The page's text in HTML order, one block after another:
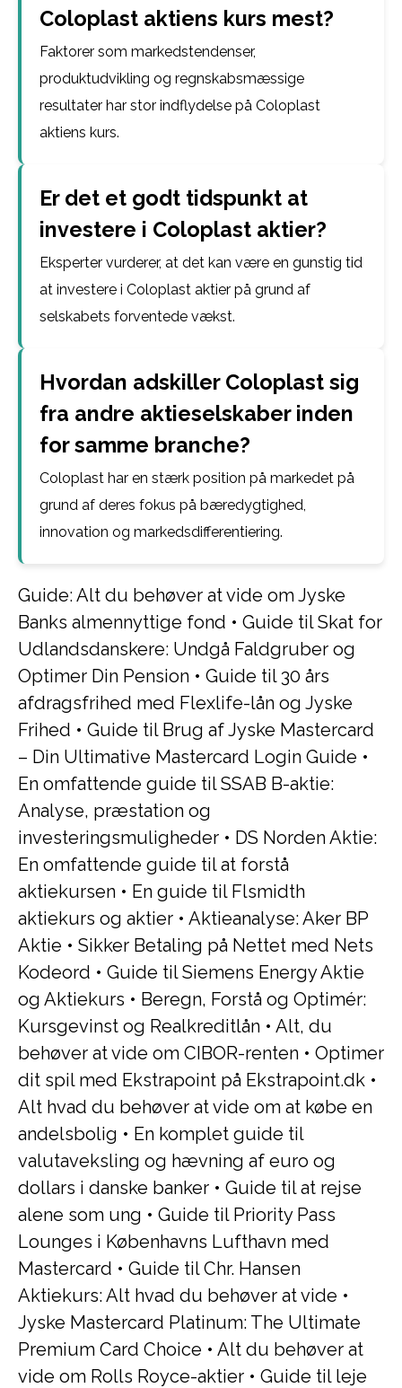
Coloplast aktiens kurs mest?
Faktorer som markedstendenser,
produktudvikling og regnskabsmæssige
resultater har stor indflydelse på Coloplast
aktiens kurs.
Er det et godt tidspunkt at
investere i Coloplast aktier?
Eksperter vurderer, at det kan være en gunstig tid
at investere i Coloplast aktier på grund af
selskabets forventede vækst.
Hvordan adskiller Coloplast sig
fra andre aktieselskaber inden
for samme branche?
Coloplast har en stærk position på markedet på
grund af deres fokus på bæredygtighed,
innovation og markedsdifferentiering.
Guide: Alt du behøver at vide om Jyske
Banks almennyttige fond • Guide til Skat for
Udlandsdanskere: Undgå Faldgruber og
Optimer Din Pension • Guide til 30 års
afdragsfrihed med Flexlife-lån og Jyske
Frihed • Guide til Brug af Jyske Mastercard
– Din Ultimative Mastercard Login Guide •
En omfattende guide til SSAB B-aktie:
Analyse, præstation og
investeringsmuligheder • DS Norden Aktie:
En omfattende guide til at forstå
aktiekursen • En guide til Flsmidth
aktiekurs og aktier • Aktieanalyse: Aker BP
Aktie • Sikker Betaling på Nettet med Nets
Kodeord • Guide til Siemens Energy Aktie
og Aktiekurs • Beregn, Forstå og Optimér:
Kursgevinst og Realkreditlån • Alt, du
behøver at vide om CIBOR-renten • Optimer
dit spil med Ekstrapoint på Ekstrapoint.dk •
Alt hvad du behøver at vide om at købe en
andelsbolig • En komplet guide til
valutaveksling og hævning af euro og
dollars i danske banker • Guide til at rejse
alene som ung • Guide til Priority Pass
Lounges i Københavns Lufthavn med
Mastercard • Guide til Chr. Hansen
Aktiekurs: Alt hvad du behøver at vide •
Jyske Mastercard Platinum: The Ultimate
Premium Card Choice • Alt du behøver at
vide om Rolls Royce-aktier • Guide til leje